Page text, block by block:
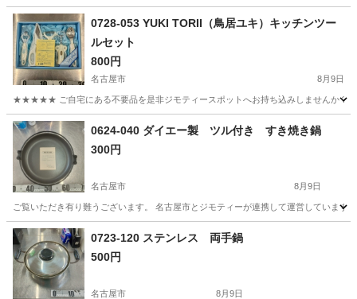
0728-053 YUKI TORII（鳥居ユキ）キッチンツー
ルセット
800円
名古屋市 8月9日
★★★★★ ご自宅にある不要品を是非ジモティースポットへお持ち込みしませんか？
愛知 名古屋市 ツール
0624-040 ダイエー製 ツル付き すき焼き鍋
300円
名古屋市 8月9日
ご覧いただき有り難うございます。 名古屋市とジモティーが連携して運営してい
愛知 名古屋市 0723-120 ステンレス 両手鍋
500円
名古屋市 8月9日